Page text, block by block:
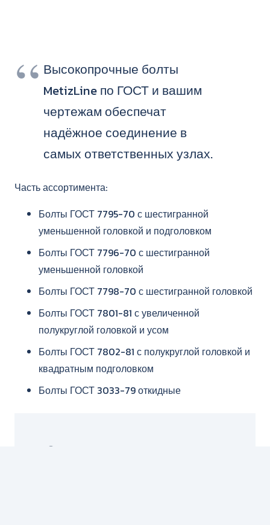
Высокопрочные болты
MetizLine по ГОСТ и вашим
чертежам обеспечат
надёжное соединение в
самых ответственных узлах.
Часть ассортимента:
Болты ГОСТ 7795-70 с шестигранной
уменьшенной головкой и подголовком
Болты ГОСТ 7796-70 с шестигранной
уменьшенной головкой
Болты ГОСТ 7798-70 с шестигранной головкой
Болты ГОСТ 7801-81 с увеличенной
полукруглой головкой и усом
Болты ГОСТ 7802-81 с полукруглой головкой и
квадратным подголовком
Болты ГОСТ 3033-79 откидные
Оставить заявку